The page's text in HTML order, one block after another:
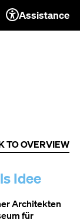
Assistance
TO OVERVIEW
Idee
Architekten
für